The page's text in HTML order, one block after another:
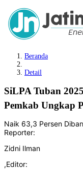
Beranda
Detail
SiLPA Tuban
Pemkab Ungkap
Naik 63,3 Persen
Reporter:
Zidni Ilman
,Editor: